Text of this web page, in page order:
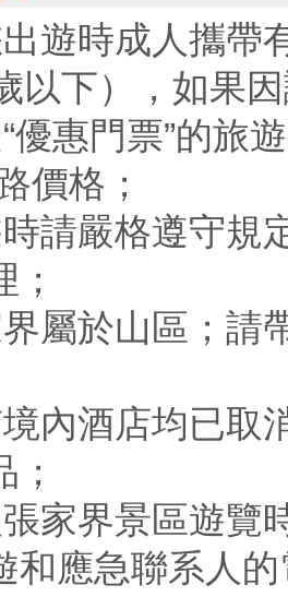
出遊時成人攜
以下），如果
“優惠門票”的旅
價格；
時請嚴格遵守
界屬於山區；
境內酒店均已
張家界景區遊
和應急聯系人